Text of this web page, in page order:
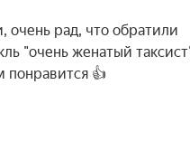
очень рад, что обратили
"очень женатый
понравится 👍